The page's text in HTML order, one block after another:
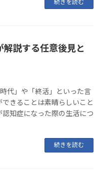
続きを読む
説する任意後見と
代」や「終活」といった言
きることは素晴らしいこと
知症になった際の生活につ
続きを読む